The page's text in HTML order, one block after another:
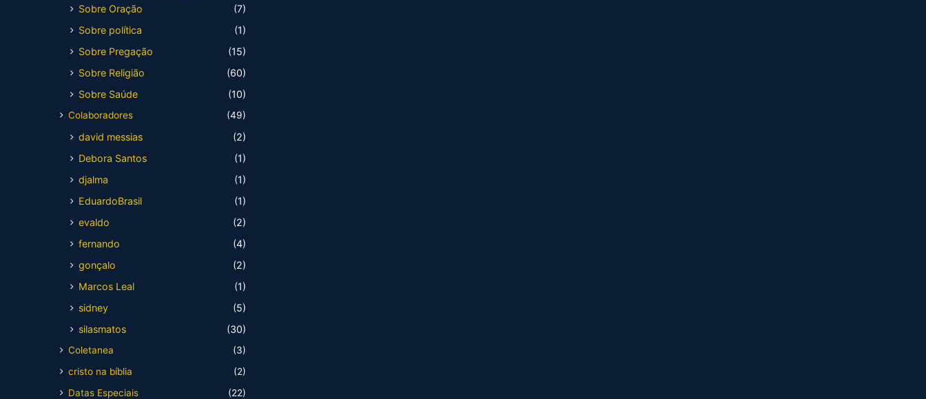
Sobre Oração
(7)
Sobre política
(1)
Sobre Pregação
(15)
Sobre Religião
(60)
Sobre Saúde
(10)
Colaboradores (49)
david messias
(2)
Debora Santos
(1)
djalma
(1)
EduardoBrasil
(1)
evaldo
(2)
fernando
(4)
gonçalo
(2)
Marcos Leal
(1)
sidney
(5)
silasmatos
(30)
Coletanea
(3)
cristo na bíblia
(2)
Datas Especiais
(22)